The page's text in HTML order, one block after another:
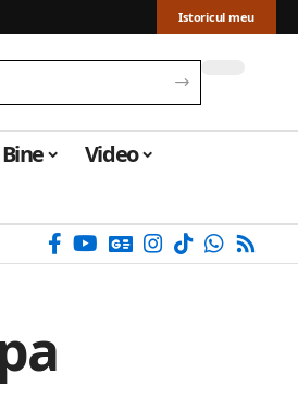
Istoricul meu
Video